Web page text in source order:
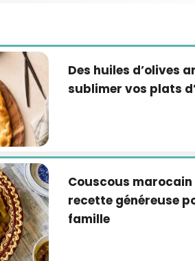
Des huiles d’olives
sublimer vos plats
Couscous
recette généreuse
famille